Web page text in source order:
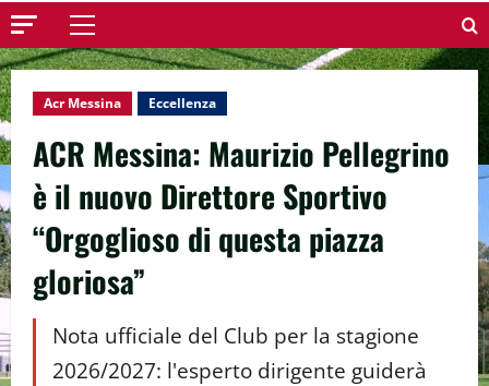
Menu
principale
Acr Messina Eccellenza
ACR Messina: Maurizio Pellegrino
è il nuovo Direttore Sportivo
“Orgoglioso di questa piazza
gloriosa”
Nota ufficiale del Club per la stagione
2026/2027: l'esperto dirigente guiderà